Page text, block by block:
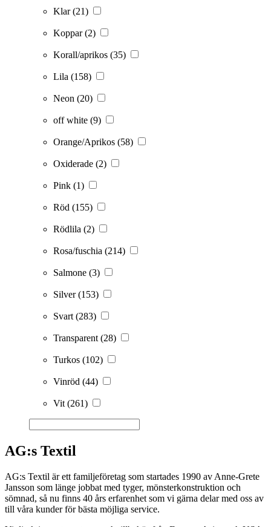
Klar(21)
Koppar(2)
Korall/aprikos (35)
Lila (158)
Neon (20)
off white (9)
Orange/Aprikos (58)
Oxiderade (2)
Pink (1)
Röd (155)
Rödlila (2)
Rosa/fuschia (214)
Salmone (3)
Silver(153)
Svart (283)
Transparent (28)
Turkos (102)
Vinröd (44)
Vit (261)
AG:s Textil
AG:s Textil är ett familjeföretag som startades 1990 av Anne-Grete
Jansson som länge jobbat med tyger, mönsterkonstruktion och
sömnad, så nu finns 40 års erfarenhet som vi gärna delar med oss av
till våra kunder för bästa möjliga service.